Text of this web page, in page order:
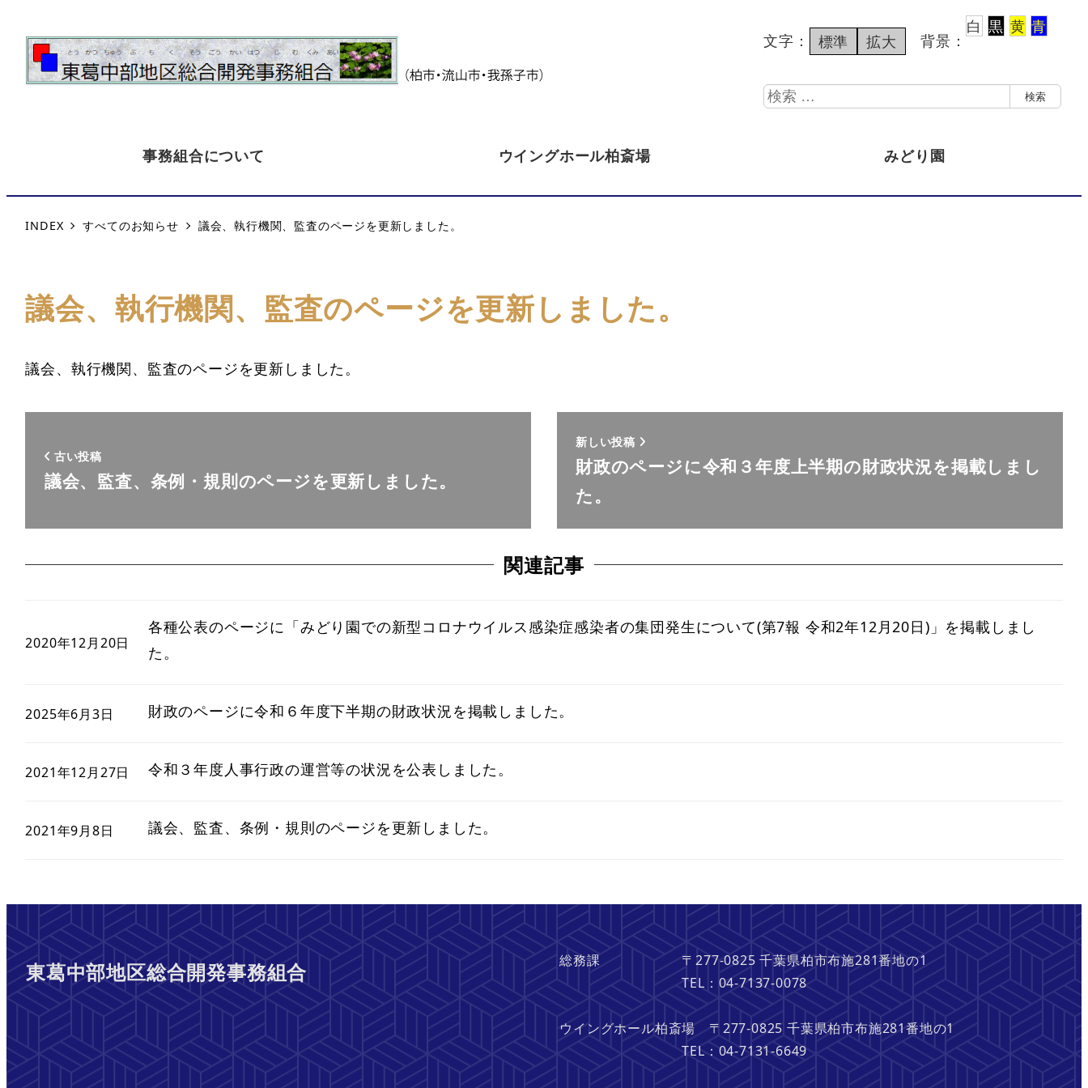
文字： 標準 拡大 背景：
白 黒 黄 青
検
検索
事務組合について ウイングホール柏斎場 みどり園
INDEX すべてのお知らせ 議会、執行機関、監査のページを更新しました。
議会、執行機関、監査のページを更新しました。
議会、執行機関、監査のページを更新しました。
古い投稿
議会、監査、条例・規則のページを更新しました。
新しい投稿
財政のページに令和３年度上半期の財政状況を掲載しまし
た。
関連記事
各種公表のページに「みどり園での新型コロナウイルス感染症感染者の集団発生について(第7報 令和2年12月20日)」を掲載しまし
た。
2020年12月20日
財政のページに令和６年度下半期の財政状況を掲載しました。
2025年6月3日
令和３年度人事行政の運営等の状況を公表しました。
2021年12月27日
議会、監査、条例・規則のページを更新しました。
2021年9月8日
東葛中部地区総合開発事務組合
総務課 〒277-0825 千葉県柏市布施281番地の1
TEL：04-7137-0078
ウイングホール柏斎場 〒277-0825 千葉県柏市布施281番地の1
TEL：04-7131-6649